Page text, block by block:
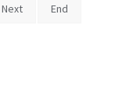
Next End